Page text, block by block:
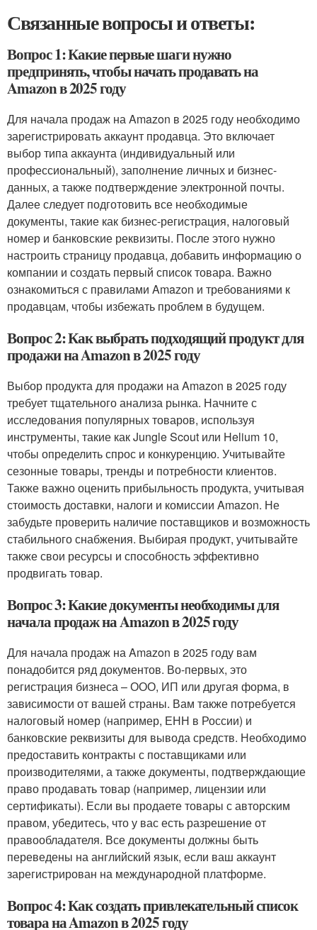
Связанные вопросы и ответы:
Вопрос 1: Какие первые шаги нужно
предпринять, чтобы начать продавать на
Amazon в 2025 году
Для начала продаж на Amazon в 2025 году необходимо
зарегистрировать аккаунт продавца. Это включает
выбор типа аккаунта (индивидуальный или
профессиональный), заполнение личных и бизнес-
данных, а также подтверждение электронной почты.
Далее следует подготовить все необходимые
документы, такие как бизнес-регистрация, налоговый
номер и банковские реквизиты. После этого нужно
настроить страницу продавца, добавить информацию о
компании и создать первый список товара. Важно
ознакомиться с правилами Amazon и требованиями к
продавцам, чтобы избежать проблем в будущем.
Вопрос 2: Как выбрать подходящий продукт для
продажи на Amazon в 2025 году
Выбор продукта для продажи на Amazon в 2025 году
требует тщательного анализа рынка. Начните с
исследования популярных товаров, используя
инструменты, такие как Jungle Scout или Helium 10,
чтобы определить спрос и конкуренцию. Учитывайте
сезонные товары, тренды и потребности клиентов.
Также важно оценить прибыльность продукта, учитывая
стоимость доставки, налоги и комиссии Amazon. Не
забудьте проверить наличие поставщиков и возможность
стабильного снабжения. Выбирая продукт, учитывайте
также свои ресурсы и способность эффективно
продвигать товар.
Вопрос 3: Какие документы необходимы для
начала продаж на Amazon в 2025 году
Для начала продаж на Amazon в 2025 году вам
понадобится ряд документов. Во-первых, это
регистрация бизнеса – ООО, ИП или другая форма, в
зависимости от вашей страны. Вам также потребуется
налоговый номер (например, ЕНН в России) и
банковские реквизиты для вывода средств. Необходимо
предоставить контракты с поставщиками или
производителями, а также документы, подтверждающие
право продавать товар (например, лицензии или
сертификаты). Если вы продаете товары с авторским
правом, убедитесь, что у вас есть разрешение от
правообладателя. Все документы должны быть
переведены на английский язык, если ваш аккаунт
зарегистрирован на международной платформе.
Вопрос 4: Как создать привлекательный список
товара на Amazon в 2025 году